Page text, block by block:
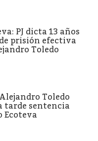
PJ dicta 13 años
prisión efectiva
Toledo
Toledo
tarde sentencia
Ecoteva